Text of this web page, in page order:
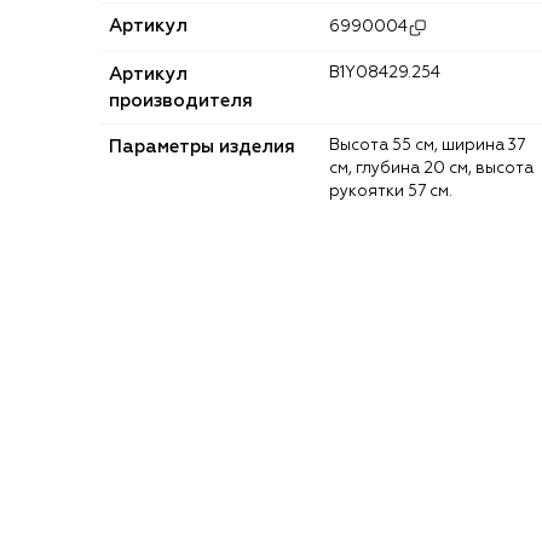
Артикул 6990004
Артикул
производителя
B1Y08429.254
Параметры изделия
Высота 55 см, ширина 37
см, глубина 20 см, высота
рукоятки 57 см.